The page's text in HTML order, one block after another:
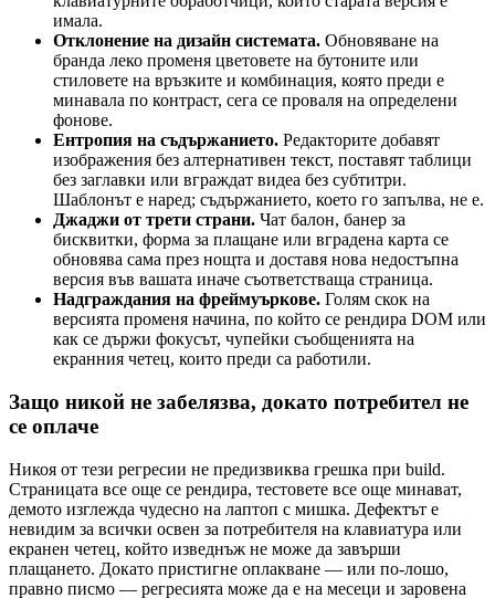
имала.
Отклонение на дизайн системата. Обновяване на
бранда леко променя цветовете на бутоните или
стиловете на връзките и комбинация, която преди е
минавала по контраст, сега се проваля на определени
фонове.
Ентропия на съдържанието. Редакторите добавят
изображения без алтернативен текст, поставят таблици
без заглавки или вграждат видеа без субтитри.
Шаблонът е наред; съдържанието, което го запълва, не е.
Джаджи от трети страни. Чат балон, банер за
бисквитки, форма за плащане или вградена карта се
обновява сама през нощта и доставя нова недостъпна
версия във вашата иначе съответстваща страница.
Надграждания на фреймуъркове. Голям скок на
версията променя начина, по който се рендира DOM или
как се държи фокусът, чупейки съобщенията на
екранния четец, които преди са работили.
Защо никой не забелязва, докато потребител не
се оплаче
Никоя от тези регресии не предизвиква грешка при build.
Страницата все още се рендира, тестовете все още минават,
демото изглежда чудесно на лаптоп с мишка. Дефектът е
невидим за всички освен за потребителя на клавиатура или
екранен четец, който изведнъж не може да завърши
плащането. Докато пристигне оплакване — или по-лошо,
правно писмо — регресията може да е на месеци и заровена